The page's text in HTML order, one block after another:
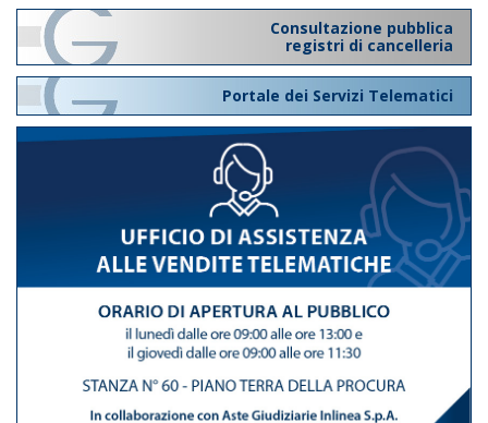
Consultazione pubblica
registri di cancelleria
Portale dei Servizi Telematici